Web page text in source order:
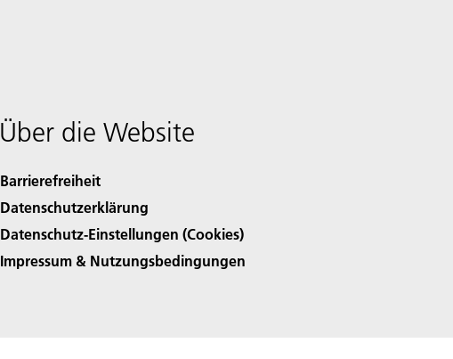
Über die Website
Barrierefreiheit
Datenschutzerklärung
Datenschutz-Einstellungen (Cookies)
Impressum & Nutzungsbedingungen